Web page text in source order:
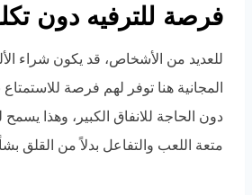
فرصة للترفيه دون
للعديد من الأشخاص، قد يكون شراء
المجانية هنا توفر لهم فرصة
دون الحاجة للانفاق الكبير، وهذا يسمح
متعة اللعب والتفاعل بدلاً من القلق